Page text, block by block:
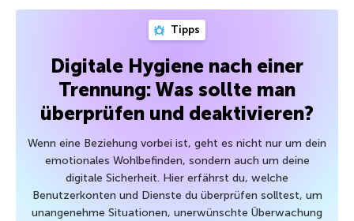
Tipps
Digitale Hygiene nach einer
Trennung: Was sollte man
überprüfen und deaktivieren?
Wenn eine Beziehung vorbei ist, geht es nicht nur um dein
emotionales Wohlbefinden, sondern auch um deine
digitale Sicherheit. Hier erfährst du, welche
Benutzerkonten und Dienste du überprüfen solltest, um
unangenehme Situationen, unerwünschte Überwachung